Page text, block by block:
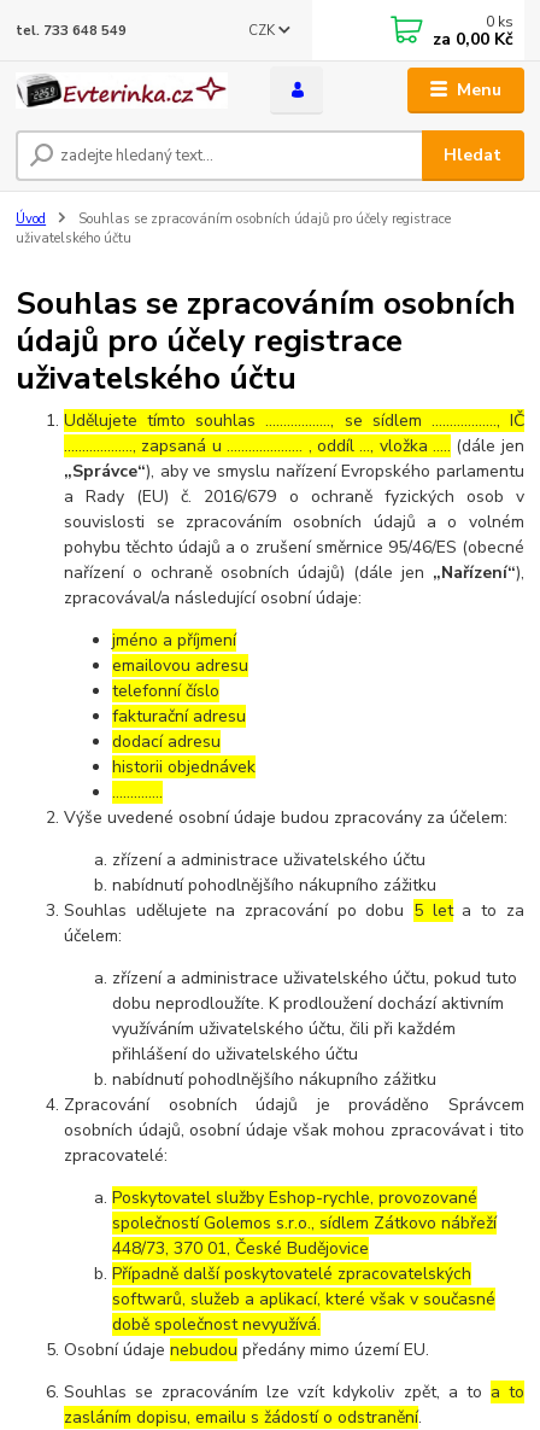
Menu
CZK
Hledat
tel. 733 648 549 0 ks
za 0,00 Kč
Úvod
Souhlas se zpracováním osobních údajů pro účely registrace
uživatelského účtu
Souhlas se zpracováním osobních
údajů pro účely registrace
uživatelského účtu
Udělujete tímto souhlas ……………..., se sídlem ………………, IČ
………………., zapsaná u ………………… , oddíl …, vložka ….. (dále jen
„Správce“), aby ve smyslu nařízení Evropského parlamentu
a Rady (EU) č. 2016/679 o ochraně fyzických osob v
souvislosti se zpracováním osobních údajů a o volném
pohybu těchto údajů a o zrušení směrnice 95/46/ES (obecné
nařízení o ochraně osobních údajů) (dále jen „Nařízení“),
zpracovával/a následující osobní údaje:
jméno a příjmení
emailovou adresu
telefonní číslo
fakturační adresu
dodací adresu
historii objednávek
…………..
Výše uvedené osobní údaje budou zpracovány za účelem:
zřízení a administrace uživatelského účtu
nabídnutí pohodlnějšího nákupního zážitku
Souhlas udělujete na zpracování po dobu 5 leta to za
účelem:
zřízení a administrace uživatelského účtu, pokud tuto
dobu neprodloužíte. K prodloužení dochází aktivním
využíváním uživatelského účtu, čili při každém
přihlášení do uživatelského účtu
nabídnutí pohodlnějšího nákupního zážitku
Zpracování osobních údajů je prováděno Správcem
osobních údajů, osobní údaje však mohou zpracovávat i tito
zpracovatelé:
Poskytovatel služby Eshop-rychle, provozované
společností Golemos s.r.o., sídlem Zátkovo nábřeží
448/73, 370 01, České Budějovice
Případně další poskytovatelé zpracovatelských
softwarů, služeb a aplikací, které však v současné
době společnost nevyužívá.
Osobní údajenebudou předány mimo území EU.
Souhlas se zpracováním lze vzít kdykoliv zpět, a to a to
zasláním dopisu, emailu s žádostí o odstranění.